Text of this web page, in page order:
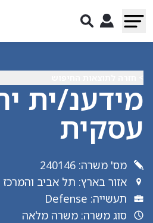
מידענ/ית
עסקית
מס' משרה:
240146
אזור בארץ: תל אביב והמרכז
תעשייה:
Defense
סוג משרה: משרה מלאה